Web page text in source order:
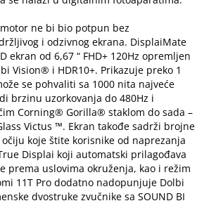
ne bi bio potpun bez
i odzivnog ekrana. DisplaiMate
ekran od 6,67 “ FHD+ 120Hz opremljen
Vision® i HDR10+. Prikazuje preko 1
se pohvaliti sa 1000 nita najveće
brzinu uzorkovanja do 480Hz i
Corning® Gorilla® staklom do sada –
Victus ™. Ekran takođe sadrži brojne
koje štite korisnike od naprezanja
Displai koji automatski prilagođava
prema uslovima okruženja, kao i režim
11T Pro dodatno nadopunjuje Dolbi
dvostruke zvučnike sa SOUND BI